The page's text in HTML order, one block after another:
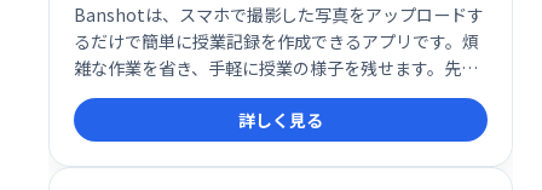
Banshotは、スマホで撮影した写真をアップロードす
るだけで簡単に授業記録を作成できるアプリです。煩
雑な作業を省き、手軽に授業の様子を残せます。先生
方の負担軽減に貢献し、教育現場の効率化をサポート
します。
詳しく見る